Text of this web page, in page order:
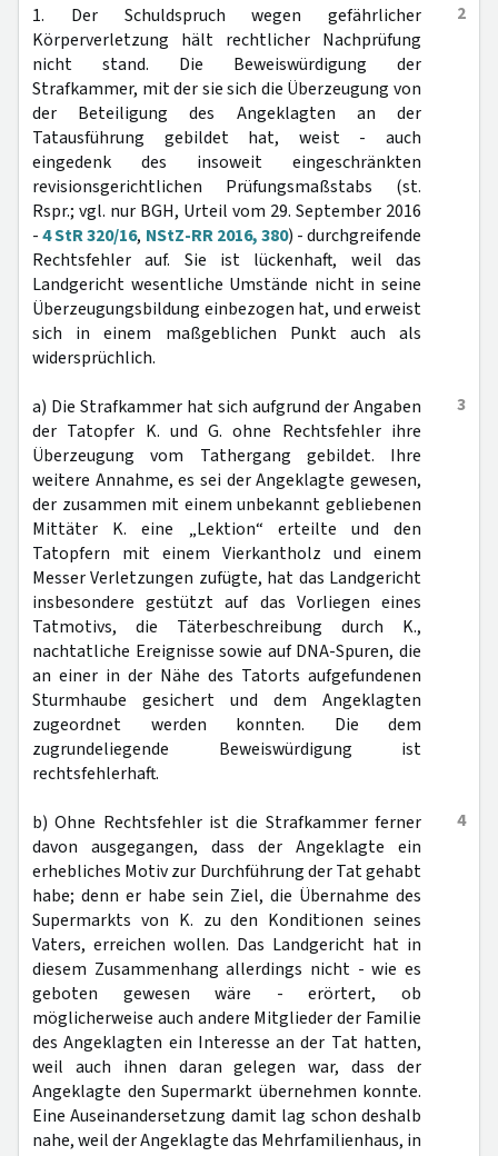
2
1. Der Schuldspruch wegen gefährlicher
Körperverletzung hält rechtlicher Nachprüfung
nicht stand. Die Beweiswürdigung der
Strafkammer, mit der sie sich die Überzeugung von
der Beteiligung des Angeklagten an der
Tatausführung gebildet hat, weist - auch
eingedenk des insoweit eingeschränkten
revisionsgerichtlichen Prüfungsmaßstabs (st.
Rspr.; vgl. nur BGH, Urteil vom 29. September 2016
-4 StR 320/16, NStZ-RR 2016, 380) - durchgreifende
Rechtsfehler auf. Sie ist lückenhaft, weil das
Landgericht wesentliche Umstände nicht in seine
Überzeugungsbildung einbezogen hat, und erweist
sich in einem maßgeblichen Punkt auch als
widersprüchlich.
3
a) Die Strafkammer hat sich aufgrund der Angaben
der Tatopfer K. und G. ohne Rechtsfehler ihre
Überzeugung vom Tathergang gebildet. Ihre
weitere Annahme, es sei der Angeklagte gewesen,
der zusammen mit einem unbekannt gebliebenen
Mittäter K. eine „Lektion“ erteilte und den
Tatopfern mit einem Vierkantholz und einem
Messer Verletzungen zufügte, hat das Landgericht
insbesondere gestützt auf das Vorliegen eines
Tatmotivs, die Täterbeschreibung durch K.,
nachtatliche Ereignisse sowie auf DNA-Spuren, die
an einer in der Nähe des Tatorts aufgefundenen
Sturmhaube gesichert und dem Angeklagten
zugeordnet werden konnten. Die dem
zugrundeliegende Beweiswürdigung ist
rechtsfehlerhaft.
4
b) Ohne Rechtsfehler ist die Strafkammer ferner
davon ausgegangen, dass der Angeklagte ein
erhebliches Motiv zur Durchführung der Tat gehabt
habe; denn er habe sein Ziel, die Übernahme des
Supermarkts von K. zu den Konditionen seines
Vaters, erreichen wollen. Das Landgericht hat in
diesem Zusammenhang allerdings nicht - wie es
geboten gewesen wäre - erörtert, ob
möglicherweise auch andere Mitglieder der Familie
des Angeklagten ein Interesse an der Tat hatten,
weil auch ihnen daran gelegen war, dass der
Angeklagte den Supermarkt übernehmen konnte.
Eine Auseinandersetzung damit lag schon deshalb
nahe, weil der Angeklagte das Mehrfamilienhaus, in